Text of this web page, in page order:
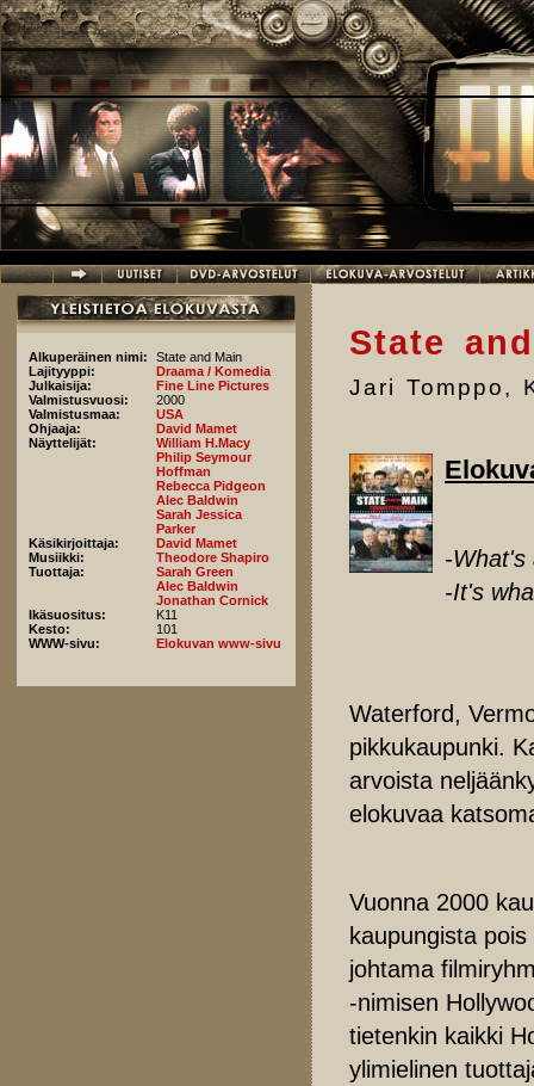
Hyppää pääsisältöön
Alkuperäinen nimi:
State and Main
Lajityyppi:
Draama / Komedia
Julkaisija:
Fine Line Pictures
Valmistusvuosi:
2000
Valmistusmaa:
USA
Ohjaaja:
David Mamet
Näyttelijät:
William H.Macy
Philip Seymour
Hoffman
Rebecca Pidgeon
Alec Baldwin
Sarah Jessica
Parker
Käsikirjoittaja:
David Mamet
Musiikki:
Theodore Shapiro
Tuottaja:
Sarah Green
Alec Baldwin
Jonathan Cornick
Ikäsuositus:
K11
Kesto:
101
WWW-sivu:
Elokuvan www-sivu
State
Jari Tomppo,
-What's
-It's
Waterford,
pikkukaupunki.
arvoista
elokuvaa
Vuonna 2000
kaupungista
johtama
-nimisen
tietenkin kaikki
ylimielinen